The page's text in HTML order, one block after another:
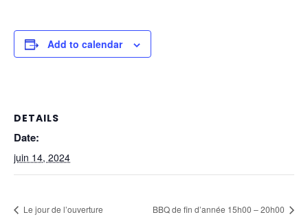
Add to calendar
DETAILS
Date:
juin 14, 2024
Le jour de l’ouverture BBQ de fin d’année 15h00 – 20h00